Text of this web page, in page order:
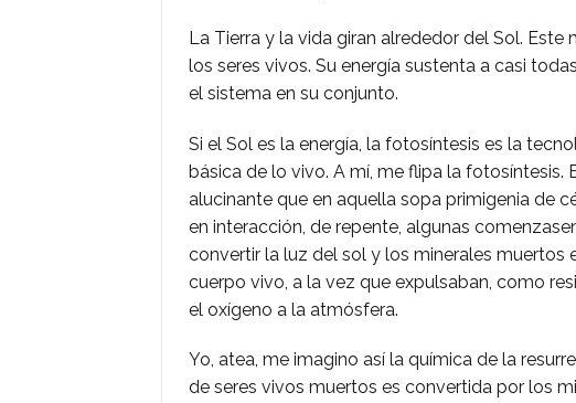
La Tierra y la vida giran alrededor del Sol.
los seres vivos. Su energía sustenta a casi
el sistema en su conjunto.
Si el Sol es la energía, la fotosíntesis es la
básica de lo vivo. A mí, me flipa la fotosíntesis.
alucinante que en aquella sopa primigenia de
en interacción, de repente, algunas
convertir la luz del sol y los minerales muertos
cuerpo vivo, a la vez que expulsaban, como
el oxígeno a la atmósfera.
Yo, atea, me imagino así la química de la
de seres vivos muertos es convertida por los